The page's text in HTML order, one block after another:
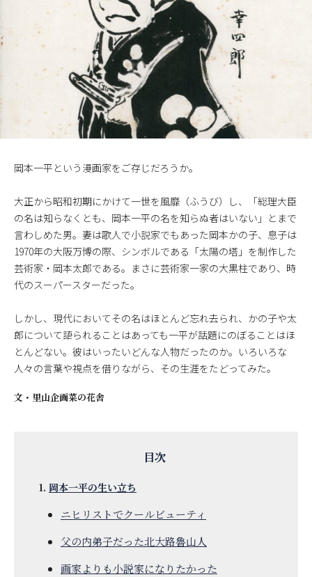
岡本一平という漫画家をご存じだろうか。
大正から昭和初期にかけて一世を風靡（ふうび）し、「総理大臣
の名は知らなくとも、岡本一平の名を知らぬ者はいない」とまで
言わしめた男。妻は歌人で小説家でもあった岡本かの子、息子は
1970年の大阪万博の際、シンボルである「太陽の塔」を制作した
芸術家・岡本太郎である。まさに芸術家一家の大黒柱であり、時
代のスーパースターだった。
しかし、現代においてその名はほとんど忘れ去られ、かの子や太
郎について語られることはあっても一平が話題にのぼることはほ
とんどない。彼はいったいどんな人物だったのか。いろいろな
人々の言葉や視点を借りながら、その生涯をたどってみた。
文・ 里山企画菜の花舎
岡本一平の生い立ち
ニヒリストでクールビューティ
父の内弟子だった北大路魯山人
画家よりも小説家になりたかった